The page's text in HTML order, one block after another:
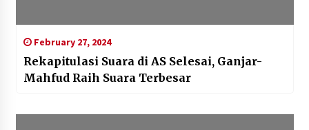
February 27, 2024
Rekapitulasi Suara di AS Selesai, Ganjar-
Mahfud Raih Suara Terbesar